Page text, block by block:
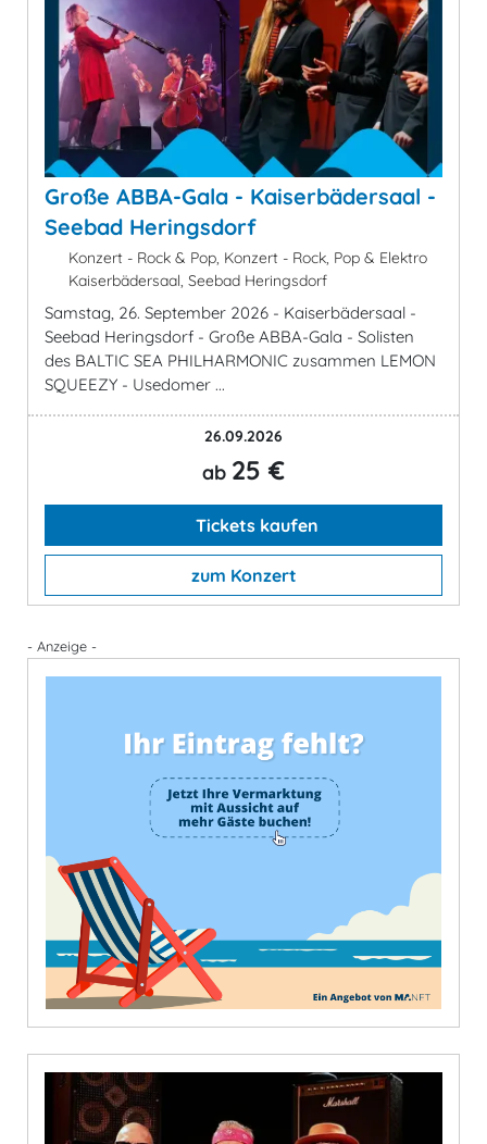
Große ABBA-Gala - Kaiserbädersaal -
Seebad Heringsdorf
Konzert - Rock & Pop, Konzert - Rock, Pop & Elektro
Kaiserbädersaal, Seebad Heringsdorf
Samstag, 26. September 2026 - Kaiserbädersaal -
Seebad Heringsdorf - Große ABBA-Gala - Solisten
des BALTIC SEA PHILHARMONIC zusammen LEMON
SQUEEZY - Usedomer ...
26.09.2026
ab 25 €
Tickets kaufen
zum Konzert
- Anzeige -